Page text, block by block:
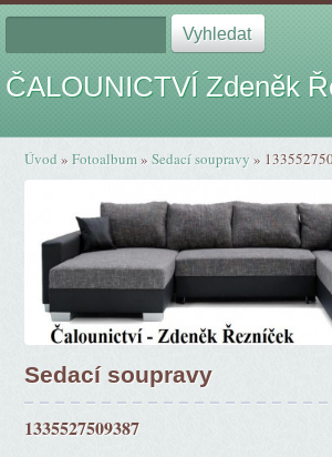
ČALOUNICTVÍ Zdeněk
Úvod »Fotoalbum»Sedací soupravy »
Sedací soupravy
1335527509387